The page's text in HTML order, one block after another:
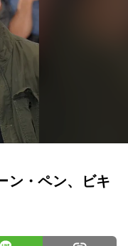
ン・ペン、ビキ